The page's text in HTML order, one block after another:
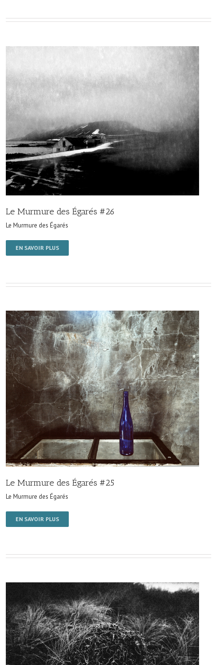
Le Murmure des Égarés #26
Le Murmure des Égarés
EN SAVOIR PLUS
Le Murmure des Égarés #25
Le Murmure des Égarés
EN SAVOIR PLUS